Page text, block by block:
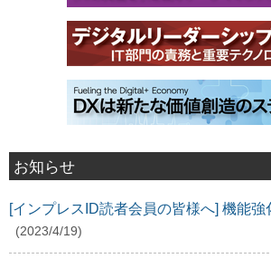
お知らせ
[インプレスID読者会員の皆様へ] 機能強
(2023/4/19)